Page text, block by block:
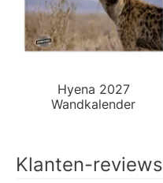
Hyena 2027
Wandkalender
Klanten-reviews